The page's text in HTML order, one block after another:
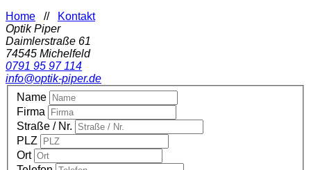
Home //
Kontakt
Optik Piper
Daimlerstraße 61
74545 Michelfeld
0791 95 97 114
info@optik-piper.de
Name
Firma
Straße / Nr.
PLZ
Ort